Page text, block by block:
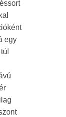
egy